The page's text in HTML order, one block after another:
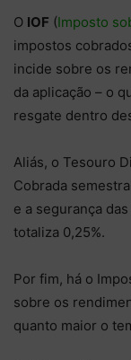
O IOF (Imposto
impostos
incide sobre os
da aplicação – o
resgate dentro
Aliás, o Tesouro
Cobrada
e a segurança
totaliza 0,25%.
Por fim, há o
sobre os
quanto maior o